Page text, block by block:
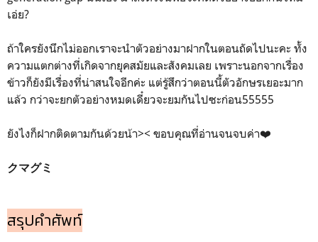
เอ่ย?
ถ้าใครยังนึกไม่ออกเราจะนำตัวอย่างมาฝากในตอนถัดไปนะคะ ทั้ง
ความแตกต่างที่เกิดจากยุคสมัยและสังคมเลย เพราะนอกจากเรื่อง
ข้าวก็ยังมีเรื่องที่น่าสนใจอีกค่ะ แต่รู้สึกว่าตอนนี้ตัวอักษรเยอะมาก
แล้ว กว่าจะยกตัวอย่างหมดเดี๋ยวจะยมกันไปซะก่อน55555
ยังไงก็ฝากติดตามกันด้วยน้า>< ขอบคุณที่อ่านจนจบค่า❤️
クマグミ
สรุปคำศัพท์